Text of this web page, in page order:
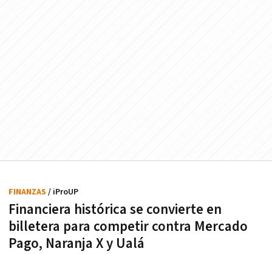
Financiera histórica se convierte en
billetera para competir contra Mercado
Pago, Naranja X y Ualá
FINANZAS / iProUP